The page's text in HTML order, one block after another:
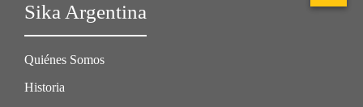
Sika Argentina
Quiénes Somos
Historia